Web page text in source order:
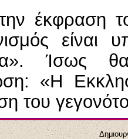
έκφραση
Ίσως
«Η
του